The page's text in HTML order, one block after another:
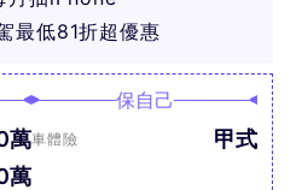
最低81折超優惠
萬
萬
保自己
車體險 甲式